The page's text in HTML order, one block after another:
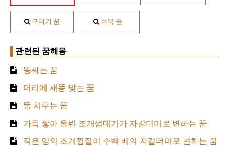
구더기 꿈 수북 꿈
관련된 꿈해몽
똥싸는 꿈
머리에 새똥 맞는 꿈
똥 치우는 꿈
가득 쌓아 올린 조개껍데기가 자갈더미로 변하는 꿈
적은 양의 조개껍질이 수백 배의 자갈더미로 변하는 꿈